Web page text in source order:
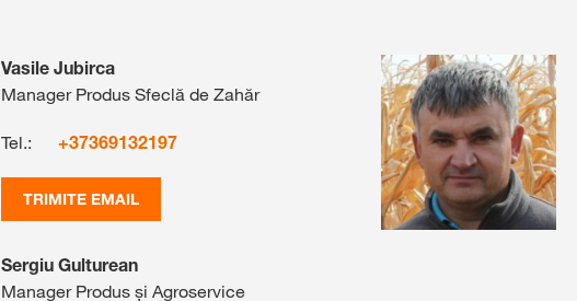
Vasile Jubirca
Manager Produs Sfeclă de Zahăr
Tel.: +37369132197
TRIMITE EMAIL
Sergiu Gulturean
Manager Produs și Agroservice